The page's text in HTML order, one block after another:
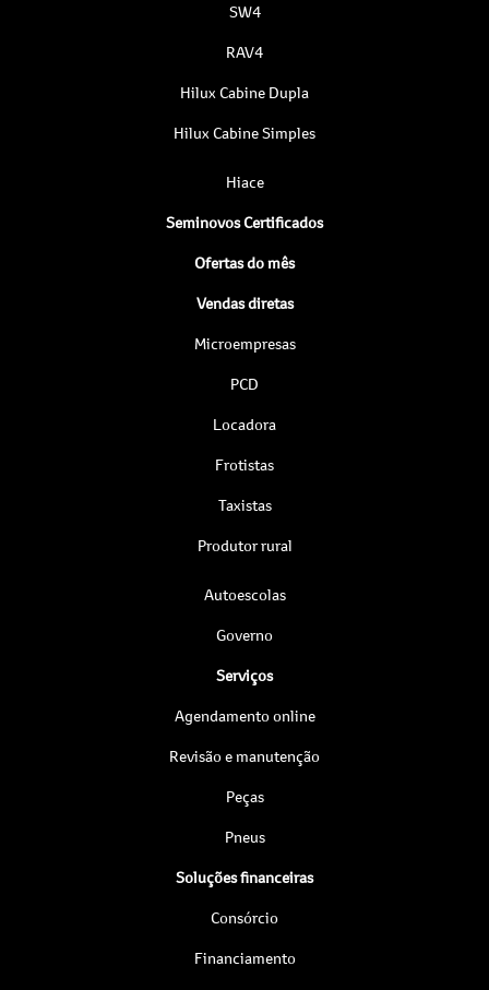
SW4
RAV4
Hilux Cabine Dupla
Hilux Cabine Simples
Hiace
Seminovos Certificados
Ofertas do mês
Vendas diretas
Microempresas
PCD
Locadora
Frotistas
Taxistas
Produtor rural
Autoescolas
Governo
Serviços
Agendamento online
Revisão e manutenção
Peças
Pneus
Soluções financeiras
Consórcio
Financiamento